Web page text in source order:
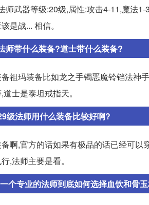
师武器等级:20级,属性:攻击4-11,魔法
是战... 相信。
师带什么装备?道士带什么装备?
祖玛装备比如龙之手镯恶魔铃铛法神
士是泰坦戒指天。
级法师用什么装备比较好啊?
啊,官方的话如果有极品的话已经可
,法师主要是看。
个专业的法师到底如何选择血饮和骨